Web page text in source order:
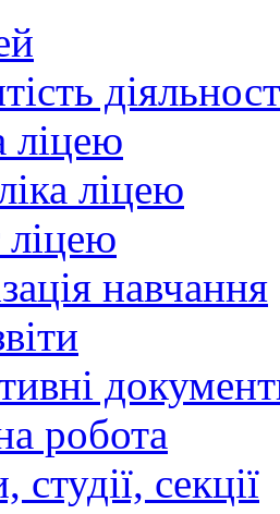
ліцею
ліцею
ліцею
навчання
робота
студії, секції